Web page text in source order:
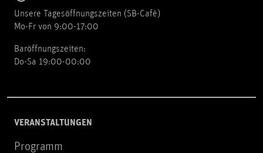
Unsere Tagesöffnungszeiten (SB-Cafè)
Mo-Fr von 9:00-17:00
Baröffnungszeiten:
Do-Sa 19:00-00:00
VERANSTALTUNGEN
Programm